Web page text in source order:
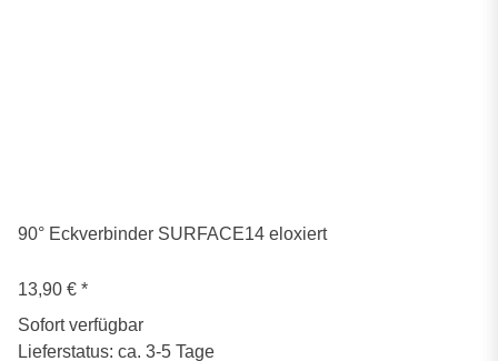
90° Eckverbinder SURFACE14 eloxiert
13,90 € *
Sofort verfügbar
Lieferstatus: ca. 3-5 Tage